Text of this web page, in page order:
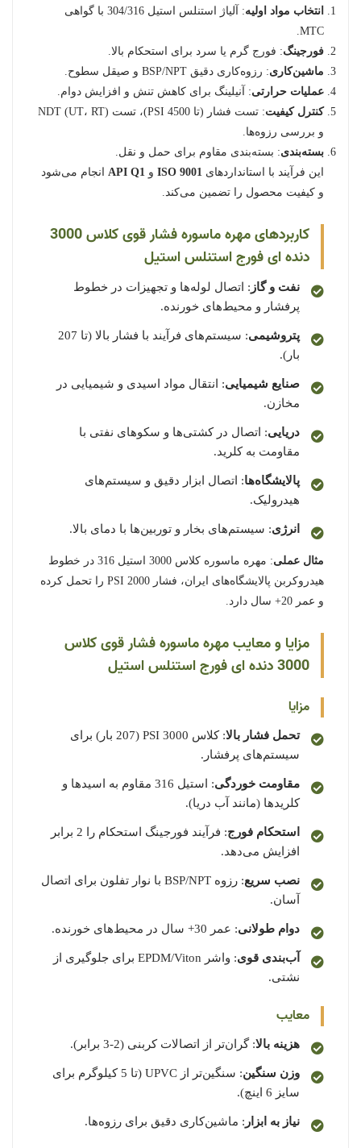
انتخاب مواد اولیه
: آلیاژ استنلس استیل 304/316 با گواهی
MTC.
فورجینگ: فورج گرم یا سرد برای استحکام بالا.
ماشین‌کاری: رزوه‌کاری دقیق BSP/NPT و صیقل سطوح.
عملیات حرارتی: آنیلینگ برای کاهش تنش و افزایش دوام.
کنترل کیفیت
: تست فشار (تا 4500 PSI)، تست NDT (UT، RT)
و بررسی رزوه‌ها.
بسته‌بندی: بسته‌بندی مقاوم برای حمل و نقل.
این فرآیند با استانداردهای ISO 9001 و API Q1 انجام می‌شود
و کیفیت محصول را تضمین می‌کند.
کاربردهای مهره ماسوره فشار قوی کلاس 3000
دنده ای فورج استنلس استیل
نفت و گاز : اتصال لوله‌ها و تجهیزات در خطوط
پرفشار و محیط‌های خورنده.
پتروشیمی
: سیستم‌های فرآیند با فشار بالا (تا 207
بار).
صنایع شیمیایی: انتقال مواد اسیدی و شیمیایی در
مخازن.
دریایی: اتصال در کشتی‌ها و سکوهای نفتی با
مقاومت به کلرید.
پالایشگاه‌ها: اتصال ابزار دقیق و سیستم‌های
هیدرولیک.
انرژی: سیستم‌های بخار و توربین‌ها با دمای بالا.
مثال عملی
: مهره ماسوره کلاس 3000 استیل 316 در خطوط
هیدروکربن پالایشگاه‌های ایران، فشار 2000 PSI را تحمل کرده
و عمر 20+ سال دارد.
مزایا و معایب مهره ماسوره فشار قوی کلاس
3000 دنده ای فورج استنلس استیل
مزایا
تحمل فشار بالا
: کلاس 3000 PSI (207 بار) برای
سیستم‌های پرفشار.
مقاومت خوردگی
: استیل 316 مقاوم به اسیدها و
کلریدها (مانند آب دریا).
استحکام فورج
: فرآیند فورجینگ استحکام را 2 برابر
افزایش می‌دهد.
نصب سریع
: رزوه BSP/NPT با نوار تفلون برای اتصال
آسان.
دوام طولانی: عمر 30+ سال در محیط‌های خورنده.
آب‌بندی قوی
: واشر EPDM/Viton برای جلوگیری از
نشتی.
معایب
هزینه بالا: گران‌تر از اتصالات کربنی (2-3 برابر).
وزن سنگین
: سنگین‌تر از UPVC (تا 5 کیلوگرم برای
سایز 6 اینچ).
نیاز به ابزار : ماشین‌کاری دقیق برای رزوه‌ها.